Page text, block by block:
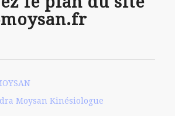
Moysan Kinésiologue